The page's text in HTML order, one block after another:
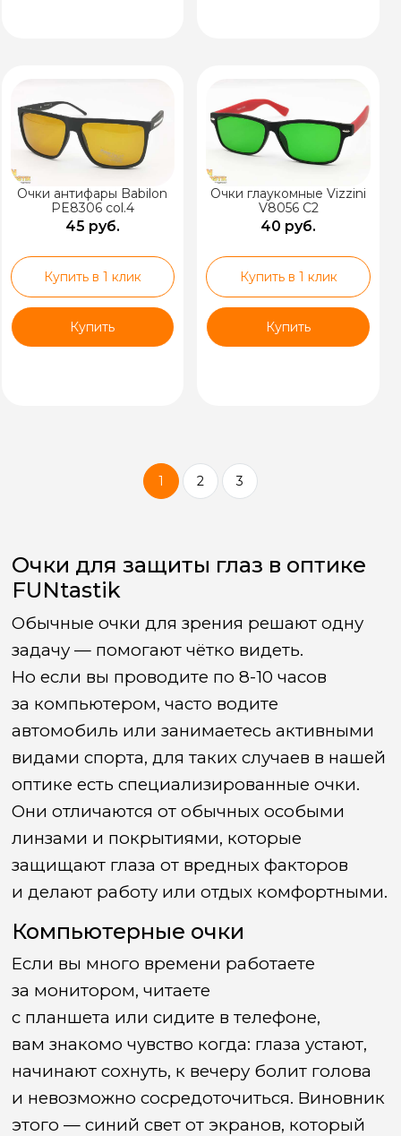
Очки антифары Babilon
PE8306 col.4
45 руб.
Купить в 1 клик
Купить
Очки глаукомные Vizzini
V8056 C2
40 руб.
Купить в 1 клик
Купить
1 2 3
Очки для защиты глаз в оптике
FUNtastik
Обычные очки для зрения решают одну
задачу — помогают чётко видеть.
Но если вы проводите по 8-10 часов
за компьютером, часто водите
автомобиль или занимаетесь активными
видами спорта, для таких случаев в нашей
оптике есть специализированные очки.
Они отличаются от обычных особыми
линзами и покрытиями, которые
защищают глаза от вредных факторов
и делают работу или отдых комфортными.
Компьютерные очки
Если вы много времени работаете
за монитором, читаете
с планшета или сидите в телефоне,
вам знакомо чувство когда: глаза устают,
начинают сохнуть, к вечеру болит голова
и невозможно сосредоточиться. Виновник
этого — синий свет от экранов, который